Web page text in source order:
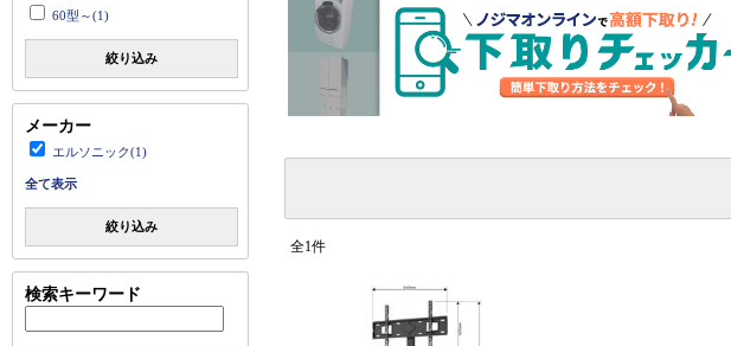
60型～(1)
絞り込み
メーカー
エルソニック(1)
全て表示
絞り込み
検索キーワード
全1件